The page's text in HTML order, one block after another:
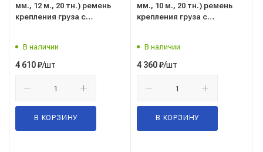
мм., 12 м., 20 тн.) ремень
крепления груза с
S03601051
В наличии
4 610₽/шт
В КОРЗИНУ
мм., 10 м., 20 тн.) ремень
крепления груза с
S03601050
В наличии
4 360₽/шт
В КОРЗИНУ